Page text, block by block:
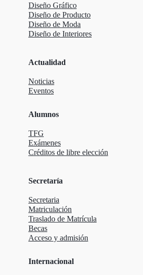
Diseño Gráfico
Diseño de Producto
Diseño de Moda
Diseño de Interiores
Actualidad
Noticias
Eventos
Alumnos
TFG
Exámenes
Créditos de libre elección
Secretaría
Secretaria
Matriculación
Traslado de Matrícula
Becas
Acceso y admisión
Internacional